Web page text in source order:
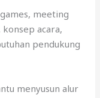
meeting
acara,
pendukung
menyusun alur